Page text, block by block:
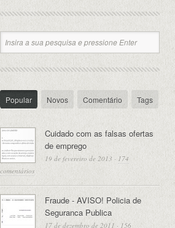
Popular Novos Comentário Tags
Cuidado com as falsas ofertas
de emprego
19 de fevereiro de 2013 · 174
comentários
Fraude - AVISO! Policia de
Seguranca Publica
17 de dezembro de 2011 · 156